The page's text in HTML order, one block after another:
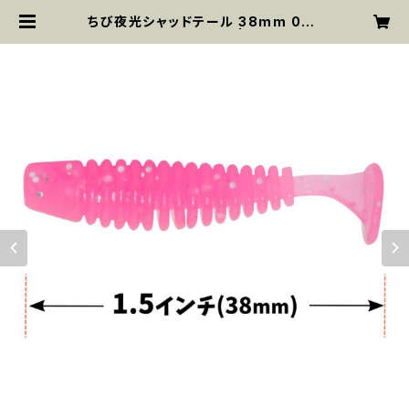
ちび夜光シャッドテール 38mm 038